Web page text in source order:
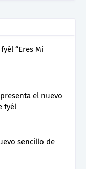
“Eres Mi
el nuevo
fyél
sencillo de